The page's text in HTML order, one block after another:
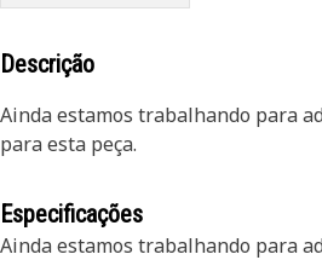
Descrição
Ainda estamos trabalhando para
para esta peça.
Especificações
Ainda estamos trabalhando para